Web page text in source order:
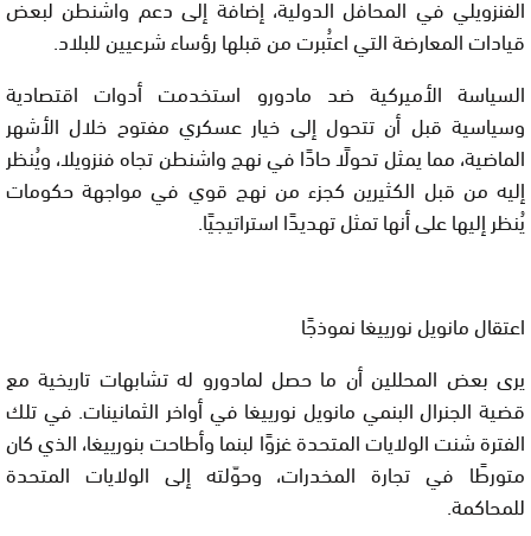
قيادات المعارضة التي اعتُبرت من قبلها رؤساء شرعيين للبلاد.
السياسة الأميركية ضد مادورو استخدمت أدوات اقتصادية
وسياسية قبل أن تتحول إلى خيار عسكري مفتوح خلال الأشهر
الماضية، مما يمثلتحولًا حادًا في نهج واشنطن تجاه فنزويلا، ويُنظر
إليه من قبل الكثيرين كجزء من نهج قوي في مواجهة حكومات
يُنظر إليها على أنها تمثل تهديدًا استراتيجيًا.
اعتقال مانويل نورييغا نموذجًا
يرى بعض المحللين أن ما حصل لمادورو له تشابهات تاريخية مع
قضية الجنرال البنمي مانويل نورييغا في أواخر الثمانينات. في تلك
الفترة شنت الولايات المتحدة غزوًا لبنما وأطاحت بنورييغا، الذي كان
متورطًا في تجارة المخدرات، وحوّلته إلى الولايات المتحدة
للمحاكمة.